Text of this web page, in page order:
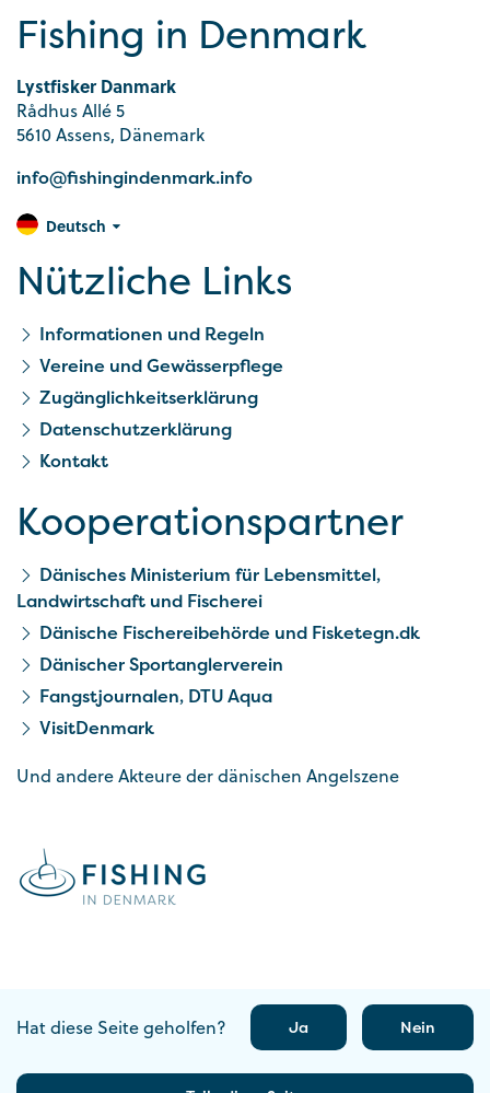
Fishing in Denmark
Lystfisker Danmark
Rådhus Allé 5
5610 Assens, Dänemark
info@fishingindenmark.info
Deutsch
Nützliche Links
Informationen und Regeln
Vereine und Gewässerpflege
Zugänglichkeitserklärung
Datenschutzerklärung
Kontakt
Kooperationspartner
Dänisches Ministerium für Lebensmittel,
Landwirtschaft und Fischerei
Dänische Fischereibehörde und Fisketegn.dk
Dänischer Sportanglerverein
Fangstjournalen, DTU Aqua
VisitDenmark
Und andere Akteure der dänischen Angelszene
Hat diese Seite geholfen? Ja Nein